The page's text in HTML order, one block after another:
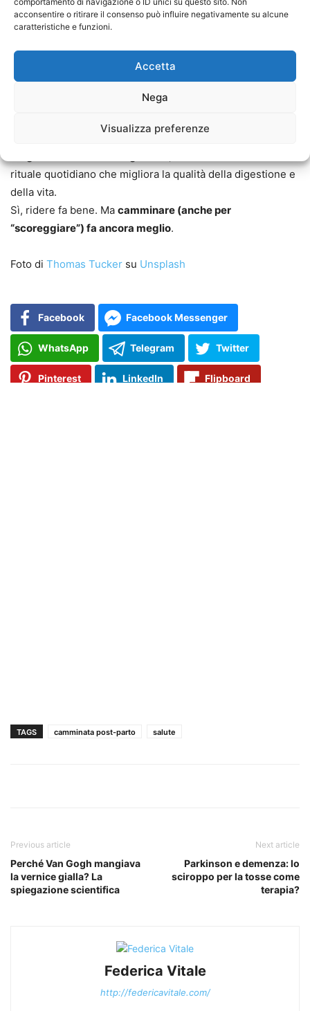
acconsentire o ritirare il consenso può influire negativamente su alcune
caratteristiche e funzioni.
Accetta
Nega
Visualizza preferenze
minuti di camminatadopo ogni pasto per iniziare, anche
se30-60 minuti al giorno
Un consiglio “virale” da prendere sul
, poco importa: l’importante è farla.
rituale quotidiano che migliora la qualità della digestione e
della vita.
Sì, ridere fa bene. Ma camminare (anche per
“scoreggiare”) fa ancora meglio.
Foto di Thomas Tucker su Unsplash
Facebook Facebook Messenger
WhatsApp Telegram Twitter
Pinterest LinkedIn Flipboard
TAGS camminata post-parto salute
Previous article
Perché Van Gogh mangiava
la vernice gialla? La
spiegazione scientifica
Next article
Parkinson e demenza: lo
sciroppo per la tosse come
terapia?
Federica Vitale
http://federicavitale.com/